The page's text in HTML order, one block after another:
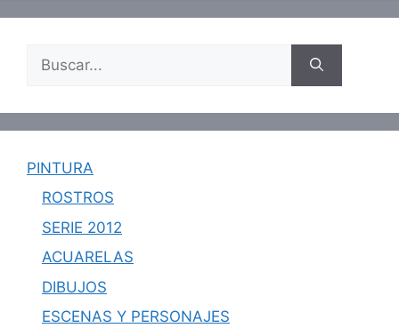
PINTURA
ROSTROS
SERIE 2012
ACUARELAS
DIBUJOS
ESCENAS Y PERSONAJES